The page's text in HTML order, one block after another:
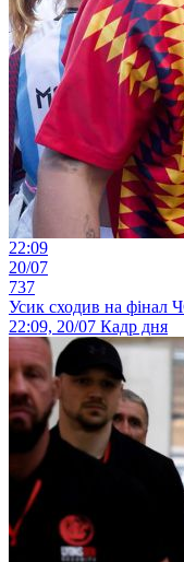
22:09
20/07
737
Усик сходив на фінал
22:09, 20/07 Кадр дня